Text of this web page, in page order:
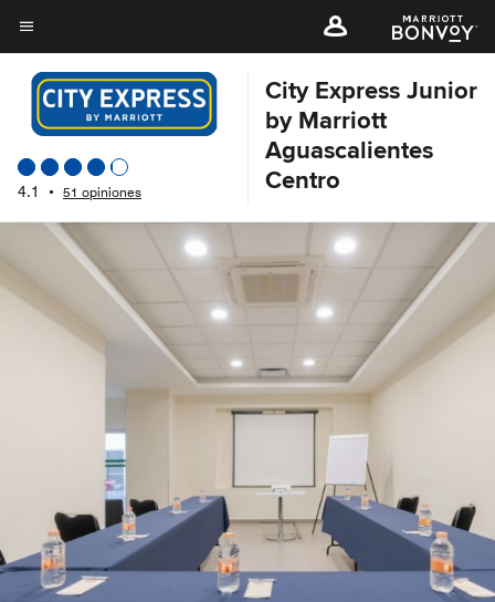
Skip
to
main
content
Texto del menú
4.1 • 51 opiniones
City Express Junior
by Marriott
Aguascalientes
Centro